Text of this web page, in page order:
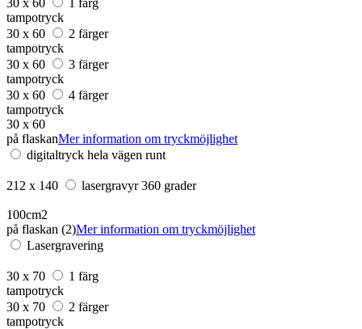
tampotryck
30 x 60
2 färger
tampotryck
30 x 60
3 färger
tampotryck
30 x 60
4 färger
tampotryck
30 x 60
på flaskanMer information om tryckmöjlighet
digitaltryck hela vägen runt
212 x 140 lasergravyr 360 grader
100cm2
på flaskan (2)Mer information om tryckmöjlighet
Lasergravering
30 x 70
1 färg
tampotryck
30 x 70
2 färger
tampotryck